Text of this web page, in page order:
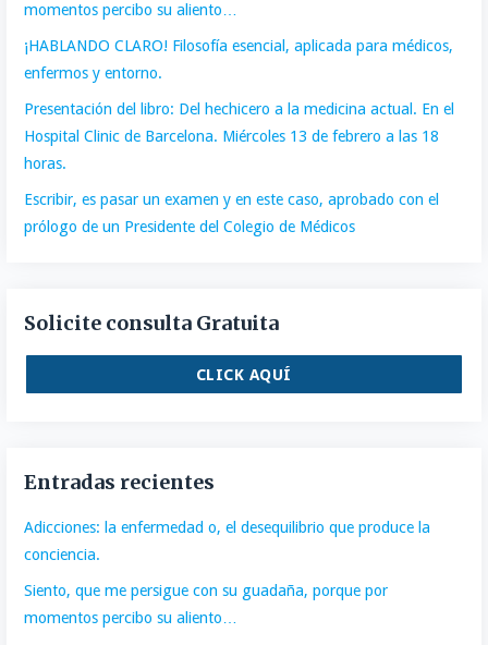
momentos percibo su aliento…
¡HABLANDO CLARO! Filosofía esencial, aplicada para médicos,
enfermos y entorno.
Presentación del libro: Del hechicero a la medicina actual. En el
Hospital Clinic de Barcelona. Miércoles 13 de febrero a las 18
horas.
Escribir, es pasar un examen y en este caso, aprobado con el
prólogo de un Presidente del Colegio de Médicos
Solicite consulta Gratuita
CLICK AQUÍ
Entradas recientes
Adicciones: la enfermedad o, el desequilibrio que produce la
conciencia.
Siento, que me persigue con su guadaña, porque por
momentos percibo su aliento…